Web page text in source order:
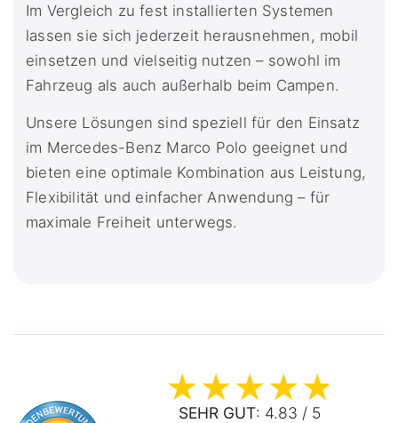
Im Vergleich zu fest installierten Systemen
lassen sie sich jederzeit herausnehmen, mobil
einsetzen und vielseitig nutzen – sowohl im
Fahrzeug als auch außerhalb beim Campen.
Unsere Lösungen sind speziell für den Einsatz
im Mercedes-Benz Marco Polo geeignet und
bieten eine optimale Kombination aus Leistung,
Flexibilität und einfacher Anwendung – für
maximale Freiheit unterwegs.
SEHR GUT: 4.83 / 5